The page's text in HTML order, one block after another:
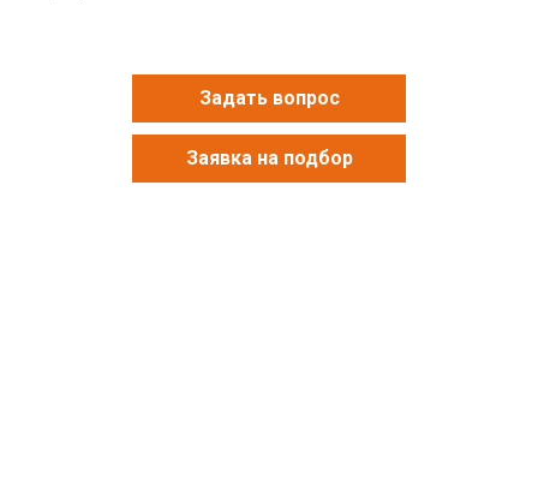
Задать вопрос
Заявка на подбор